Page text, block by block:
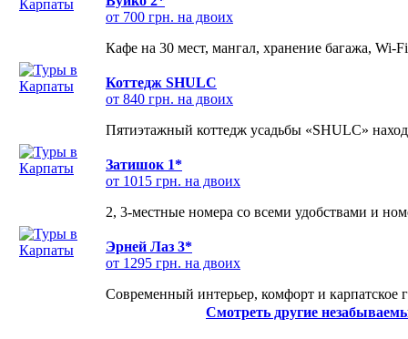
от 700 грн. на двоих
Кафе на 30 мест, мангал, хранение багажа, Wi-
Коттедж SHULC
от 840 грн. на двоих
Пятиэтажный коттедж усадьбы «SHULC»
Затишок 1*
от 1015 грн. на двоих
2, 3-местные номера со всеми удобствами и
Эрней Лаз 3*
от 1295 грн. на двоих
Современный интерьер, комфорт и карпатское
Смотреть другие